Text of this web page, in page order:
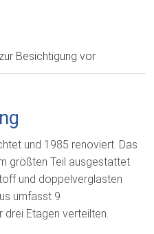
Besichtigung vor
und 1985 renoviert. Das
größten Teil ausgestattet
und doppelverglasten
umfasst 9
drei Etagen verteilten.